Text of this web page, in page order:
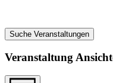
Suche Veranstaltungen
Veranstaltung